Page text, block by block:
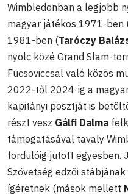
Wimbledonban a legjobb
magyar játékos 1971-ben
1981-ben (Taróczy
nyolc közé Grand Slam-
Fucsoviccsal való közös
2022-től 2024-ig a
kapitányi posztját is
részt vesz Gálfi Dalma
támogatásával tavaly
fordulóig jutott egyesben.
Szövetség edzői
ígéretnek (mások mellett